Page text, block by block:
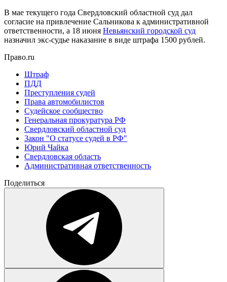
В мае текущего года Свердловский областной суд дал
согласие на привлечение Сальникова к административной
ответственности, а 18 июня Невьянский городской суд
назначил экс-судье наказание в виде штрафа 1500 рублей.
Право.ru
Штраф
ПДД
Преступления судей
Права автомобилистов
Судейское сообщество
Генеральная прокуратура РФ
Свердловский областной суд
Закон "О статусе судей в РФ"
Юрий Чайка
Свердловская область
Административная ответственность
Поделиться